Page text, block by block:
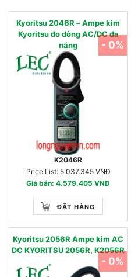
Kyoritsu 2046R – Ampe kìm
Kyoritsu đo dòng AC/DC đa
năng
K2046R
Price List: 5.037.345 VNĐ
Giá bán: 4.579.405 VNĐ
ĐẶT HÀNG
- 0%
Kyoritsu 2056R Ampe kìm AC
DC KYORITSU 2056R, K2056R
- 0%